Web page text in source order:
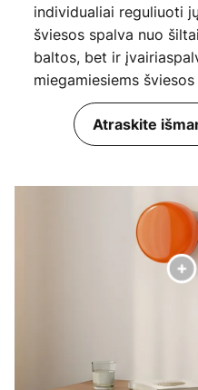
individualiai reguliuoti
šviesos spalva nuo
baltos, bet ir
miegamiesiems
Atraskite